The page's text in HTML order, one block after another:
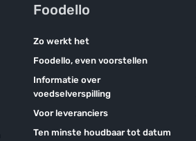
Foodello
Zo werkt het
Foodello, even voorstellen
Informatie over
voedselverspilling
Voor leveranciers
Ten minste houdbaar tot datum